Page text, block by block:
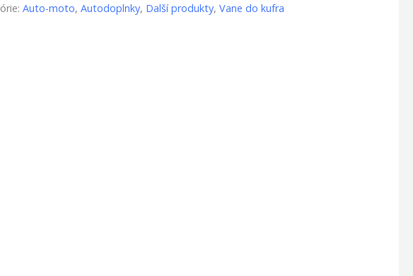
Auto-moto,Autodoplnky, Další produkty,Vane do kufra